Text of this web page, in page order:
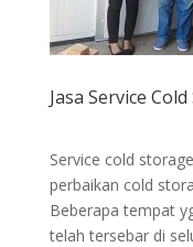
Jasa Service
Service cold
perbaikan cold
Beberapa tempat
telah tersebar di